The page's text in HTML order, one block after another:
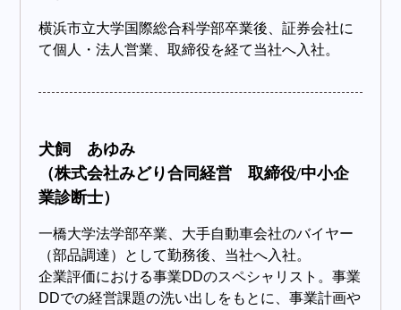
横浜市立大学国際総合科学部卒業後、証券会社に
て個人・法人営業、取締役を経て当社へ入社。
犬飼 あゆみ
（株式会社みどり合同経営 取締役/中小企
業診断士）
一橋大学法学部卒業、大手自動車会社のバイヤー
（部品調達）として勤務後、当社へ入社。
企業評価における事業DDのスペシャリスト。事業
DDでの経営課題の洗い出しをもとに、事業計画や